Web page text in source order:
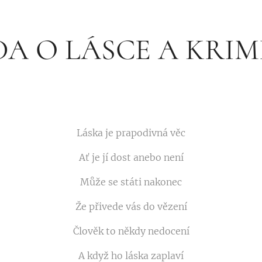
O LÁSCE A
Láska je prapodivná věc
Ať je jí dost anebo není
Může se státi nakonec
Že přivede vás do vězení
Člověk to někdy nedocení
A když ho láska zaplaví